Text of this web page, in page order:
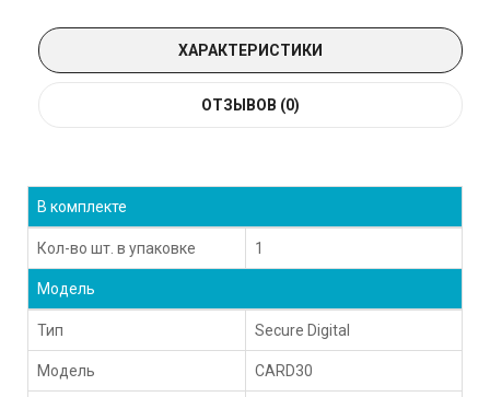
ХАРАКТЕРИСТИКИ
ОТЗЫВОВ (0)
В комплекте
Кол-во шт. в упаковке 1
Модель
Тип Secure Digital
Модель CARD30